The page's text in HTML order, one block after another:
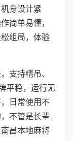
身设计紧
简单易懂，
组局，体验
支持精吊、
平稳，运行无
日常使用不
不管是长辈
昌本地麻将